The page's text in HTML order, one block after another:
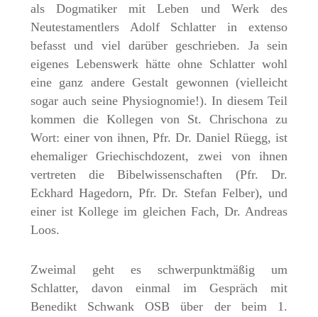
als Dogmatiker mit Leben und Werk des
Neutestamentlers Adolf Schlatter in extenso
befasst und viel darüber geschrieben. Ja sein
eigenes Lebenswerk hätte ohne Schlatter wohl
eine ganz andere Gestalt gewonnen (vielleicht
sogar auch seine Physiognomie!). In diesem Teil
kommen die Kollegen von St. Chrischona zu
Wort: einer von ihnen, Pfr. Dr. Daniel Rüegg, ist
ehemaliger Griechischdozent, zwei von ihnen
vertreten die Bibelwissenschaften (Pfr. Dr.
Eckhard Hagedorn, Pfr. Dr. Stefan Felber), und
einer ist Kollege im gleichen Fach, Dr. Andreas
Loos.
Zweimal geht es schwerpunktmäßig um
Schlatter, davon einmal im Gespräch mit
Benedikt Schwank OSB über der beim 1.